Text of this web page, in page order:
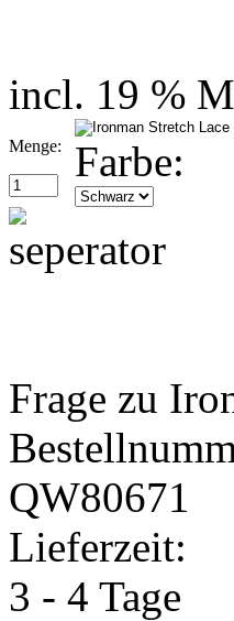
incl. 19 %
Menge: Farbe:
Frage zu
QW80671
Lieferzeit:
3 - 4 Tage